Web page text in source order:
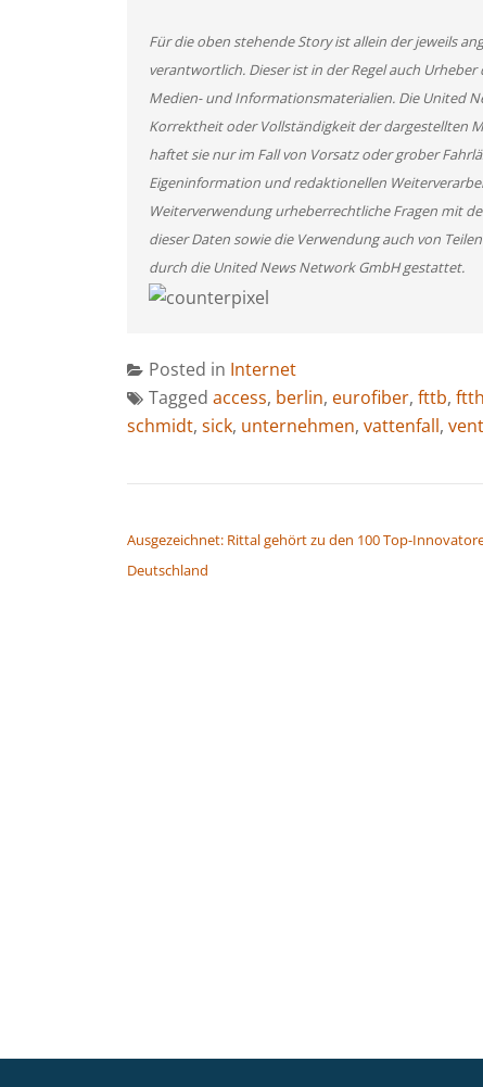
Für die oben stehende Story ist allein der jeweils
verantwortlich. Dieser ist in der Regel auch
Medien- und Informationsmaterialien. Die United
Korrektheit oder Vollständigkeit der dargestellten
haftet sie nur im Fall von Vorsatz oder grober
Eigeninformation und redaktionellen
Weiterverwendung urheberrechtliche Fragen mit
dieser Daten sowie die Verwendung auch von
durch die United News Network GmbH gestattet.
Posted in Internet
Tagged access, berlin, eurofiber, fttb, ftth
schmidt, sick, unternehmen, vattenfall,
Ausgezeichnet: Rittal gehört zu den 100 Top-
Deutschland